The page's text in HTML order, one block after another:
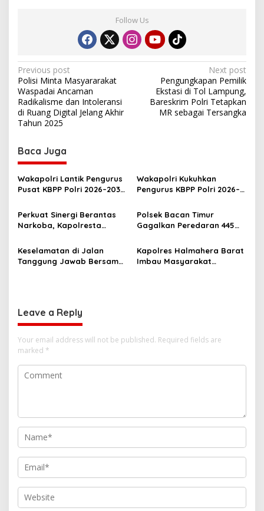
Follow Us
P
o
s
t
a
v
i
a
i
Previous post
Polisi Minta Masyararakat
Waspadai Ancaman
Radikalisme dan Intoleransi
di Ruang Digital Jelang Akhir
Tahun 2025
Next post
Pengungkapan Pemilik
Ekstasi di Tol Lampung,
Bareskrim Polri Tetapkan
MR sebagai Tersangka
Baca Juga
Wakapolri Lantik Pengurus
Pusat KBPP Polri 2026–2031,
Organisasi Nasional
Wakapolri Kukuhkan
Pengurus KBPP Polri 2026–
dan Berdaya Saing
Perkuat Sinergi Berantas
Narkoba, Kapolresta
Silaturahmi Kepala BNN
Provinsi Maluku Utara
Polsek Bacan Timur
Gagalkan Peredaran 445
Siap Edar
Keselamatan di Jalan
Tanggung Jawab Bersama,
Kapolres Halmahera Barat
Imbau Masyarakat
Leave a Reply
Your email address will not be published. Required fields are
marked *